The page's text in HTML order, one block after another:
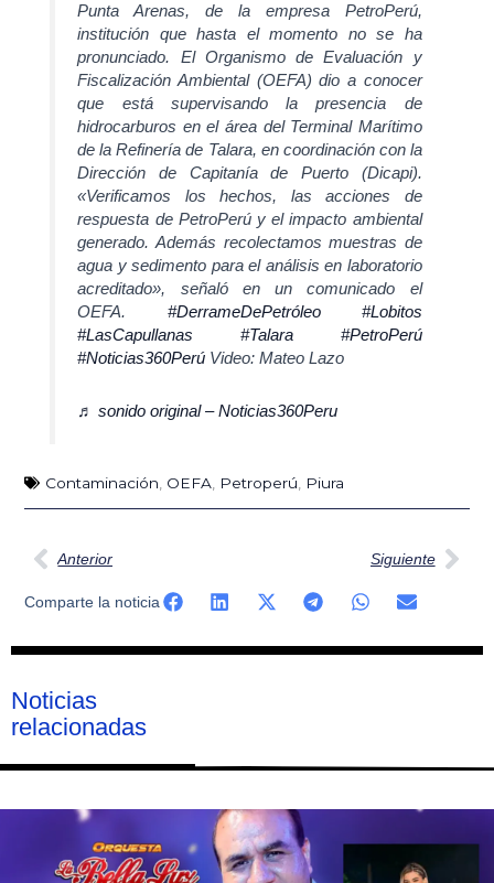
Punta Arenas, de la empresa PetroPerú,
institución que hasta el momento no se ha
pronunciado. El Organismo de Evaluación y
Fiscalización Ambiental (OEFA) dio a conocer
que está supervisando la presencia de
hidrocarburos en el área del Terminal Marítimo
de la Refinería de Talara, en coordinación con la
Dirección de Capitanía de Puerto (Dicapi).
«Verificamos los hechos, las acciones de
respuesta de PetroPerú y el impacto ambiental
generado. Además recolectamos muestras de
agua y sedimento para el análisis en laboratorio
acreditado», señaló en un comunicado el
OEFA. #DerrameDePetróleo
#Lobitos
#LasCapullanas
#Talara
#PetroPerú
#Noticias360Perú Video: Mateo Lazo
♬ sonido original – Noticias360Peru
Contaminación OEFA Petroperú Piura
Ant
Anterior Siguiente
Comparte la noticia
Noticias
relacionadas